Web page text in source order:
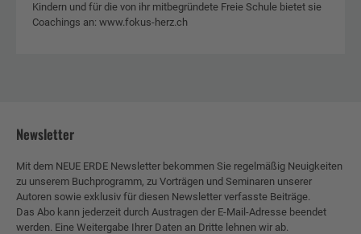
Kindern und für die von ihr mitbegründete Freie Schule bietet sie
Coachings an: www.fokus-herz.ch
Newsletter
Mit dem NEUE ERDE Newsletter bekommen Sie regelmäßig Neuigkeiten
zu unserem Buchprogramm, zu Vorträgen und Seminaren unserer
Autoren sowie exklusiv für diesen Newsletter verfasste Beiträge.
Das Abo kann jederzeit durch Austragen der E-Mail-Adresse beendet
werden. Eine Weitergabe Ihrer Daten an Dritte lehnen wir ab.